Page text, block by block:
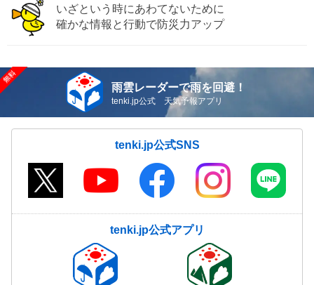
いざという時にあわてないために
確かな情報と行動で防災力アップ
雨雲レーダーで雨を回避！
tenki.jp公式 天気予報アプリ
tenki.jp公式SNS
tenki.jp公式アプリ